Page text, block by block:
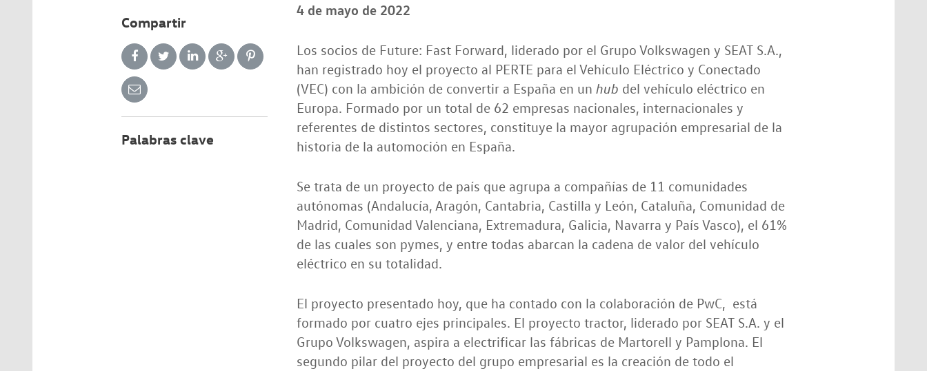
Compartir
Palabras clave
4 de mayo de 2022
Los socios de Future: Fast Forward, liderado por el Grupo Volkswagen y SEAT S.A.,
han registrado hoy el proyecto al PERTE para el Vehículo Eléctrico y Conectado
(VEC) con la ambición de convertir a España en un hub del vehículo eléctrico en
Europa. Formado por un total de 62 empresas nacionales, internacionales y
referentes de distintos sectores, constituye la mayor agrupación empresarial de la
historia de la automoción en España.
Se trata de un proyecto de país que agrupa a compañías de 11 comunidades
autónomas (Andalucía, Aragón, Cantabria, Castilla y León, Cataluña, Comunidad de
Madrid, Comunidad Valenciana, Extremadura, Galicia, Navarra y País Vasco), el 61%
de las cuales son pymes, y entre todas abarcan la cadena de valor del vehículo
eléctrico en su totalidad.
El proyecto presentado hoy, que ha contado con la colaboración de PwC, está
formado por cuatro ejes principales. El proyecto tractor, liderado por SEAT S.A. y el
Grupo Volkswagen, aspira a electrificar las fábricas de Martorell y Pamplona. El
segundo pilar del proyecto del grupo empresarial es la creación de todo el